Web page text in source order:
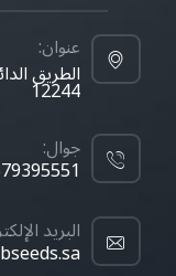
عنوان:
الطريق
12244
جوال:
البريد